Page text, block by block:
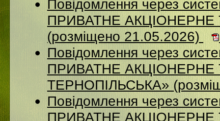
Повідомлення через
ПРИВАТНЕ
(розміщено 21.05.2026)
Повідомлення через
ПРИВАТНЕ
ТЕРНОПІЛЬСЬКА»
Повідомлення через
ПРИВАТНЕ